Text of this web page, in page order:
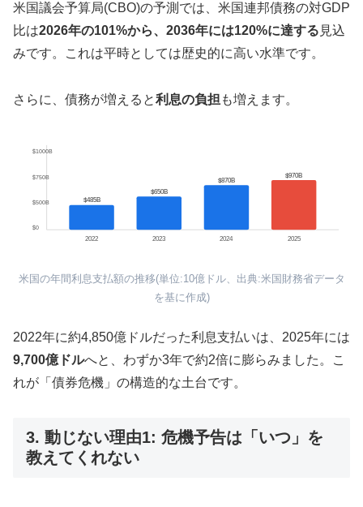
米国議会予算局(CBO)の予測では、米国連邦債務の対GDP
比は2026年の101%から、2036年には120%に達する 見込
みです。これは平時としては歴史的に高い水準です。
さらに、債務が増えると利息の負担 も増えます。
$1000B
$750B
$500B
$0
2022
$485B
2023
$650B
2024
$870B
2025
$970B
米国の年間利息支払額の推移(単位:10億ドル、出典:米国財務省データ
を基に作成)
2022年に約4,850億ドルだった利息支払いは、2025年には
9,700億ドルへと、わずか3年で約2倍に膨らみました。こ
れが「債券危機」の構造的な土台です。
3. 動じない理由1: 危機予告は「いつ」を
教えてくれない